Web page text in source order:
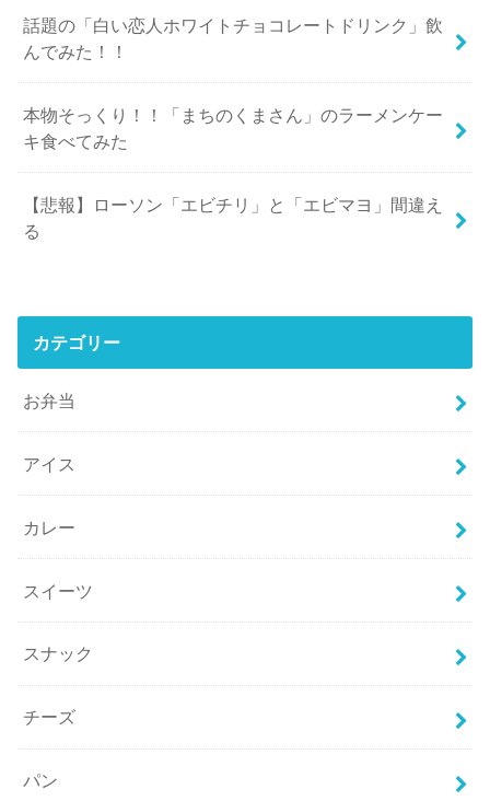
話題の「白い恋人ホワイトチョコレートドリンク」飲
んでみた！！
本物そっくり！！「まちのくまさん」のラーメンケー
キ食べてみた
【悲報】ローソン「エビチリ」と「エビマヨ」間違え
る
カテゴリー
お弁当
アイス
カレー
スイーツ
スナック
チーズ
パン